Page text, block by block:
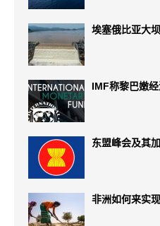
埃塞俄比亚大
IMF称黎巴嫩
东盟峰会及其
非洲如何来实